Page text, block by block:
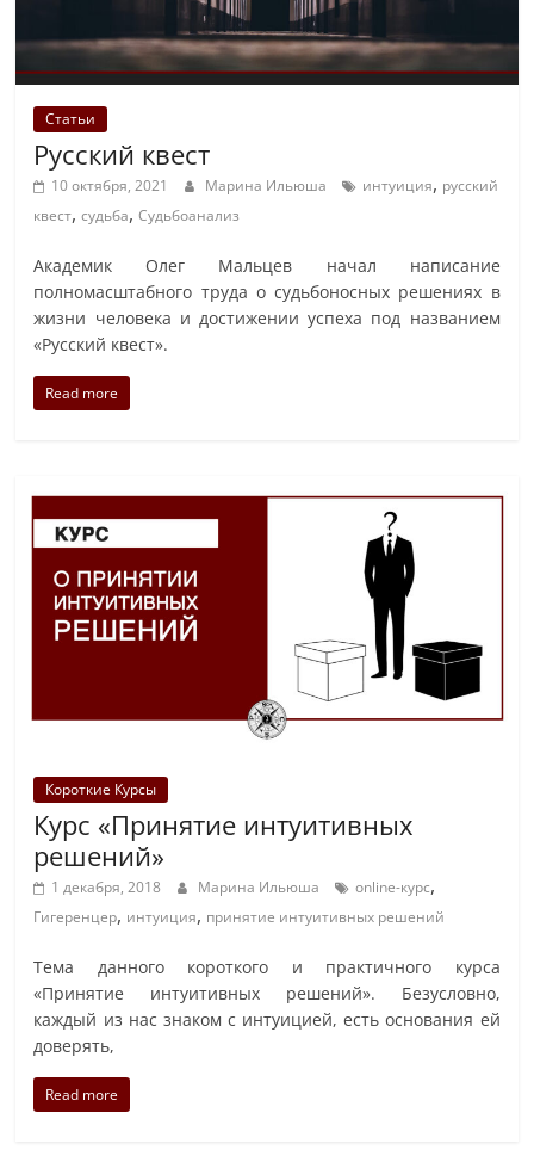
Статьи
Русский квест
10 октября, 2021 Марина Ильюша интуиция, русский
квест,судьба,Судьбоанализ
Академик Олег Мальцев начал написание
полномасштабного труда о судьбоносных решениях в
жизни человека и достижении успеха под названием
«Русский квест».
Read more
Короткие Курсы
Курс «Принятие интуитивных
решений»
1 декабря, 2018 Марина Ильюша online-курс,
Гигеренцер, интуиция, принятие интуитивных решений
Тема данного короткого и практичного курса
«Принятие интуитивных решений». Безусловно,
каждый из нас знаком с интуицией, есть основания ей
доверять,
Read more